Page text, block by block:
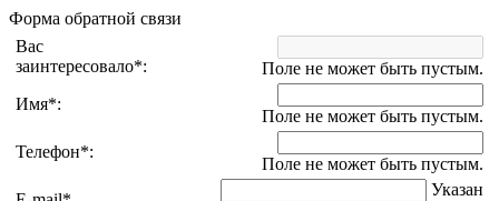
Форма обратной связи
Вас
заинтересовало*:
Поле не может быть пустым.
Имя*:
Поле не может быть пустым.
Телефон*:
Поле не может быть пустым.
Указан